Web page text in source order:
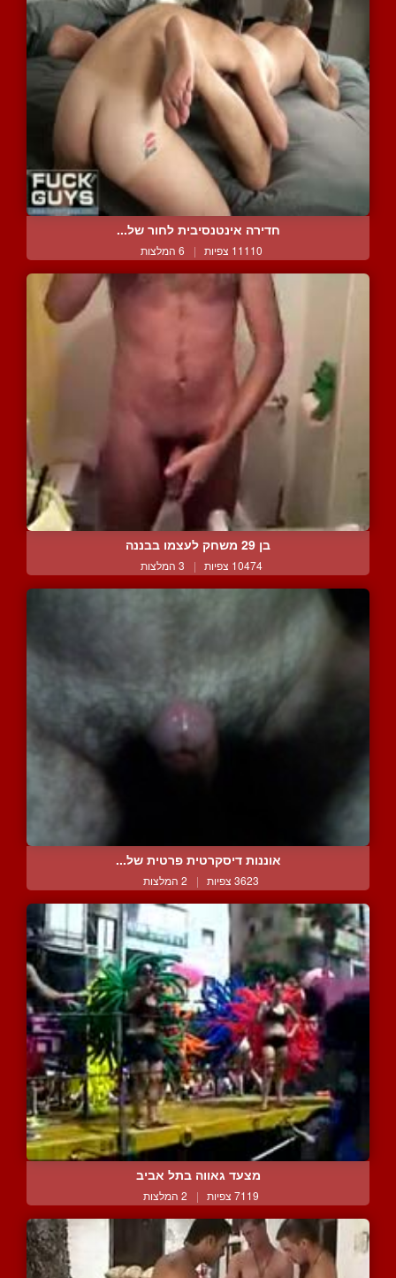
חדירה אינטנסיבית לחור של...
11110 צפיות | 6 המלצות
בן 29 משחק לעצמו בבננה
10474 צפיות | 3 המלצות
אוננות דיסקרטית פרטית של...
3623 צפיות | 2 המלצות
מצעד גאווה בתל אביב
7119 צפיות | 2 המלצות